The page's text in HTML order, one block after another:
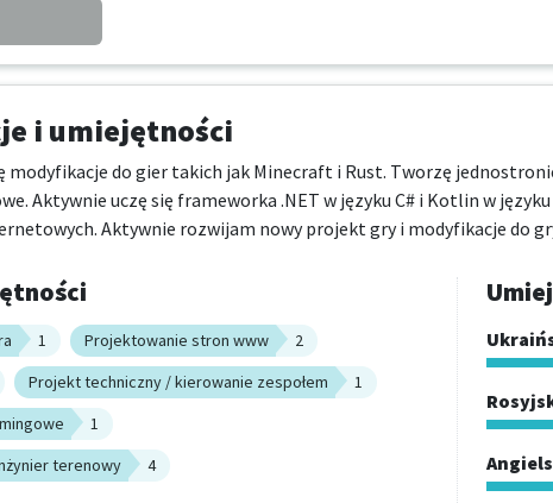
i umiejętności
modyfikacje do gier takich jak Minecraft i Rust. Tworzę
Aktywnie uczę się frameworka .NET w języku C# i Kotlin w języku
Aktywnie rozwijam nowy projekt gry i modyfikacje do
1 Projektowanie stron www
2
Projekt techniczny / kierowanie zespołem
1
1
terenowy
4